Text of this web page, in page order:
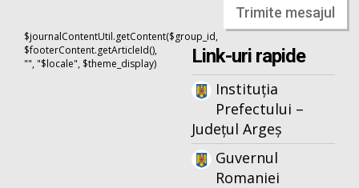
Trimite mesajul
$journalContentUtil.getContent($group_id,
$footerContent.getArticleId(),
"", "$locale", $theme_display)
Link-uri rapide
Instituția
Prefectului –
Județul Argeș
Guvernul
Romaniei